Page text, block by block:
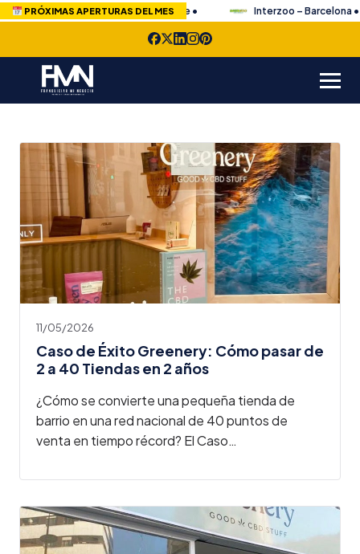
PRÓXIMAS APERTURAS DEL MES
Greenery – Alicante • Interzoo – Barcelona •
Menu
La Consultora
Servicios
Cómo franquiciar
Casos de Éxito
Presupuesto Ahora
11/05/2026
Caso de Éxito Greenery: Cómo pasar de
2 a 40 Tiendas en 2 años
¿Cómo se convierte una pequeña tienda de
barrio en una red nacional de 40 puntos de
venta en tiempo récord? El Caso…